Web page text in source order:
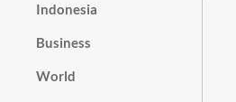
Indonesia
Business
World